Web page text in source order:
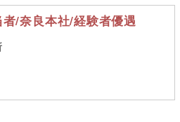
/奈良本社/経験者優遇